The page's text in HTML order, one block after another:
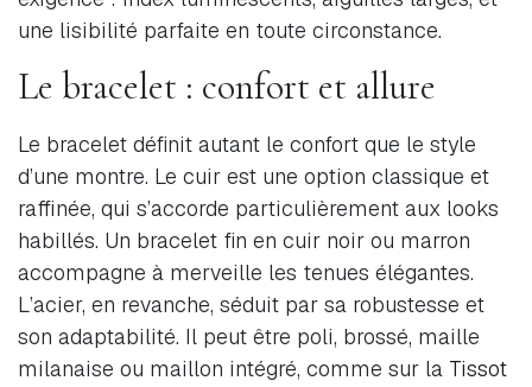
une lisibilité parfaite en toute circonstance.
Le bracelet : confort et allure
Le bracelet définit autant le confort que le style
d’une montre. Le cuir est une option classique et
raffinée, qui s’accorde particulièrement aux looks
habillés. Un bracelet fin en cuir noir ou marron
accompagne à merveille les tenues élégantes.
L’acier, en revanche, séduit par sa robustesse et
son adaptabilité. Il peut être poli, brossé, maille
milanaise ou maillon intégré, comme sur la Tissot